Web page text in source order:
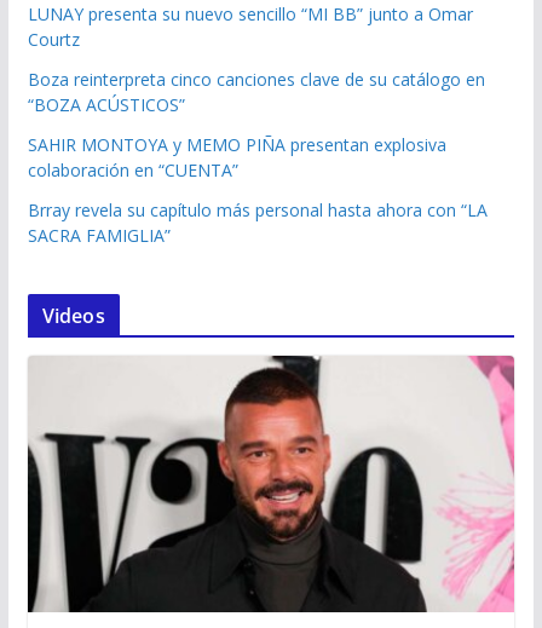
LUNAY presenta su nuevo sencillo “MI BB” junto a Omar
Courtz
Boza reinterpreta cinco canciones clave de su catálogo en
“BOZA ACÚSTICOS”
SAHIR MONTOYA y MEMO PIÑA presentan explosiva
colaboración en “CUENTA”
Brray revela su capítulo más personal hasta ahora con “LA
SACRA FAMIGLIA”
Videos